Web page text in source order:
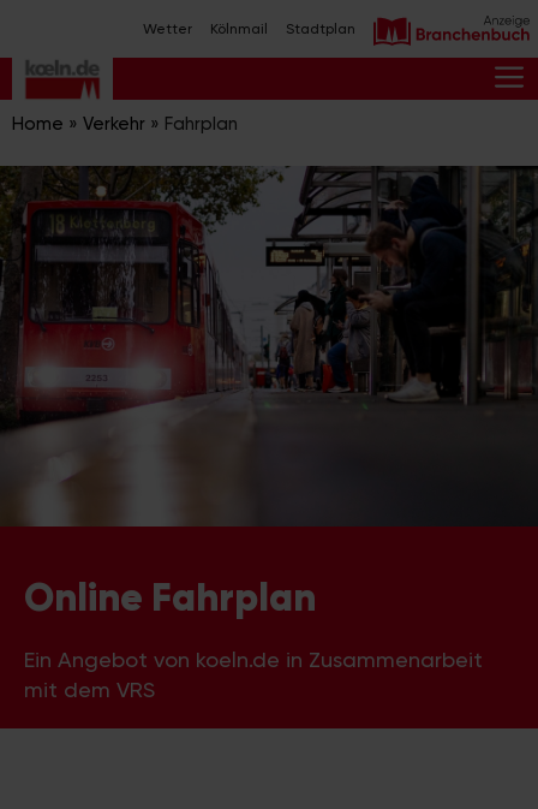
Inhalt
springen
Wetter Kölnmail Stadtplan
Home » Verkehr » Fahrplan
Online Fahrplan
Ein Angebot von koeln.de in Zusammenarbeit
mit dem VRS